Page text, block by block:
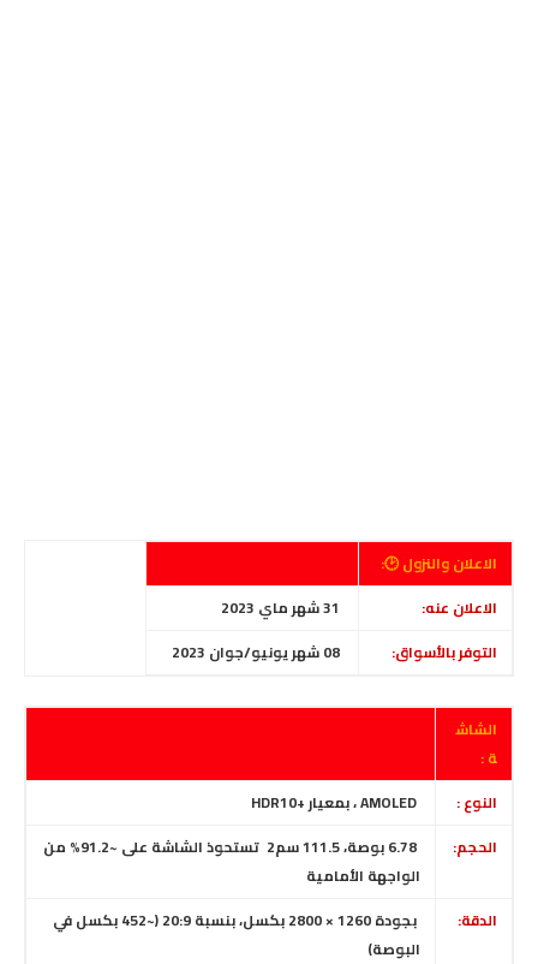
الاعلان والنزول 🕑:
الاعلان عنه:
التوفر بالأسواق:
الشاش
ة :
النوع :
AMOLED ، بمعيار +HDR10
الحجم:
6.78 بوصة، 111.5 سم2 تستحوذ الشاشة على ~91.2% من
الواجهة الأمامية
الدقة:
بجودة
1260 × 2800 بكسل، بنسبة 20:9 (~452 بكسل في
البوصة)